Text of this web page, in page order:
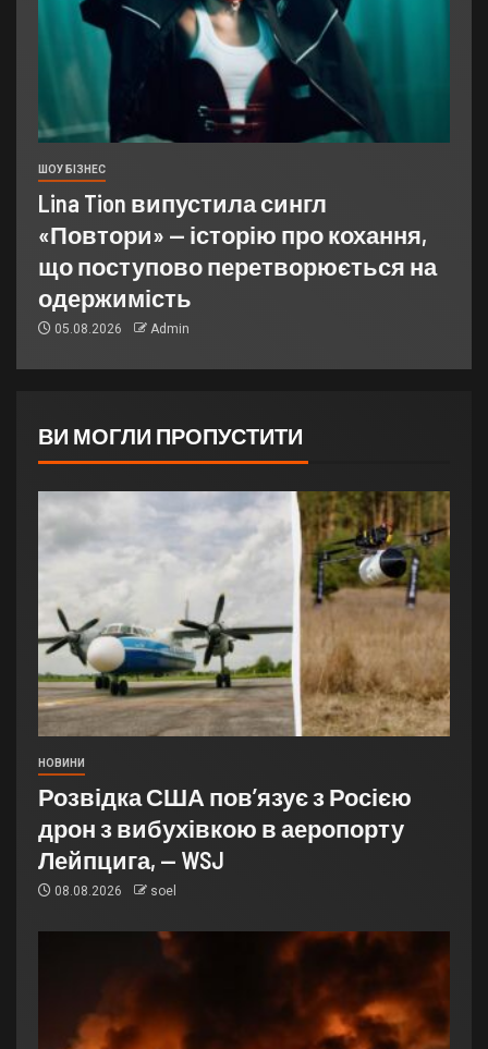
ШОУ БІЗНЕС
Lina Tion випустила сингл
«Повтори» — історію про кохання,
що поступово перетворюється на
одержимість
05.08.2026 Admin
ВИ МОГЛИ ПРОПУСТИТИ
НОВИНИ
Розвідка США пов’язує з Росією
дрон з вибухівкою в аеропорту
Лейпцига, — WSJ
08.08.2026 soel